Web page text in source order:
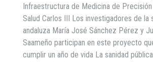
Infraestructura de Medicina de
Salud Carlos III Los investigadores de la
andaluza María José Sánchez Pérez y
Saameño participan en este proyecto
cumplir un año de vida La sanidad